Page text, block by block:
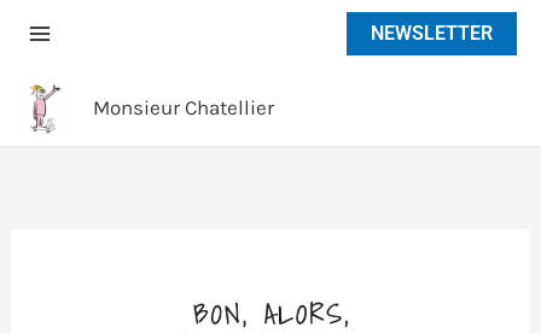
NEWSLETTER
Monsieur Chatellier